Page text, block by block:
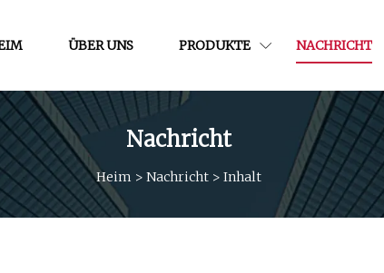
ÜBER UNS PRODUKTE NACHRICHT
Nachricht
Heim > Nachricht > Inhalt